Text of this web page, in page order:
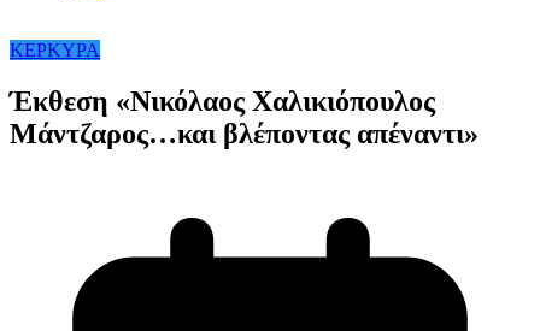
ΚΕΡΚΥΡΑ
Έκθεση «Νικόλαος Χαλικιόπουλος
Μάντζαρος…και βλέποντας απέναντι»